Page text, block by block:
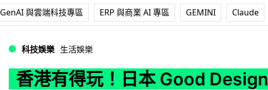
GenAI 與雲端科技專區 ERP 與商業 AI 專區 GEMINI Claude
科技娛樂 生活娛樂
香港有得玩！日本 Good Design